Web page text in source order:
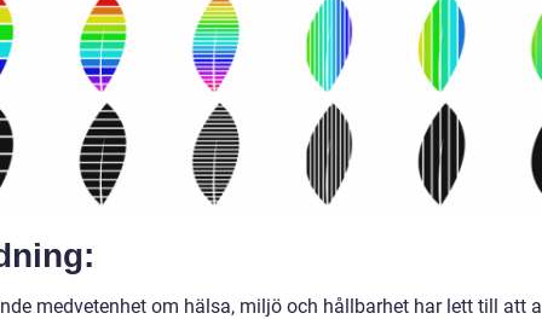
medvetenhet om hälsa, miljö och hållbarhet har lett till att